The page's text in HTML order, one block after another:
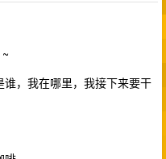
，我在哪里，我接下来要干